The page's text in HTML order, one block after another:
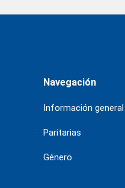
Navegación
Información general
Paritarias
Género